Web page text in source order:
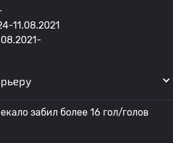
11.08.2021
забил более 16 гол/голов